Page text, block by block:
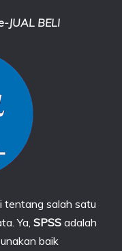
JUAL BELI
tentang salah satu
Ya, SPSS adalah
baik